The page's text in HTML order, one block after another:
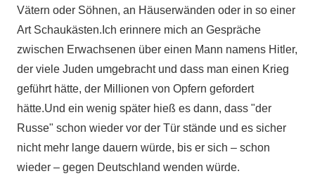
Vätern oder Söhnen, an Häuserwänden oder in so einer
Art Schaukästen.Ich erinnere mich an Gespräche
zwischen Erwachsenen über einen Mann namens Hitler,
der viele Juden umgebracht und dass man einen Krieg
geführt hätte, der Millionen von Opfern gefordert
hätte.Und ein wenig später hieß es dann, dass "der
Russe" schon wieder vor der Tür stände und es sicher
nicht mehr lange dauern würde, bis er sich – schon
wieder – gegen Deutschland wenden würde.